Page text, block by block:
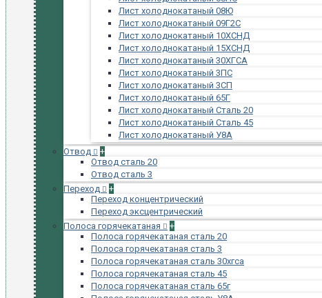
Лист холоднокатаный 08Ю
Лист холоднокатаный 09Г2С
Лист холоднокатаный 10ХСНД
Лист холоднокатаный 15ХСНД
Лист холоднокатаный 30ХГСА
Лист холоднокатаный 3ПС
Лист холоднокатаный 3СП
Лист холоднокатаный 65Г
Лист холоднокатаный Сталь 20
Лист холоднокатаный Сталь 45
Лист холоднокатаный У8А
Отвод
+
Отвод сталь 20
Отвод сталь 3
Переход
+
Переход концентрический
Переход эксцентрический
Полоса горячекатаная
+
Полоса горячекатаная сталь 20
Полоса горячекатаная сталь 3
Полоса горячекатаная сталь 30хгса
Полоса горячекатаная сталь 45
Полоса горячекатаная сталь 65г